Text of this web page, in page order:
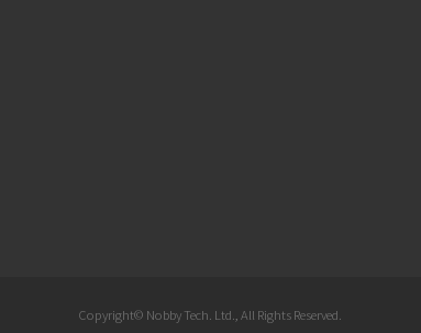
Copyright© Nobby Tech. Ltd., All Rights Reserved.